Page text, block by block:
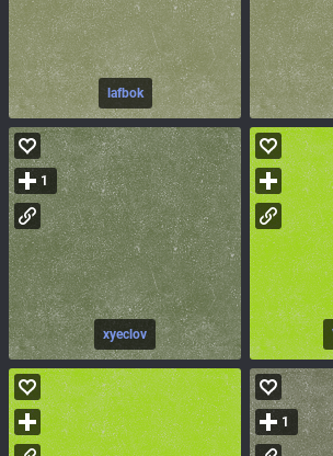
lafbok
xyeclov
1
1